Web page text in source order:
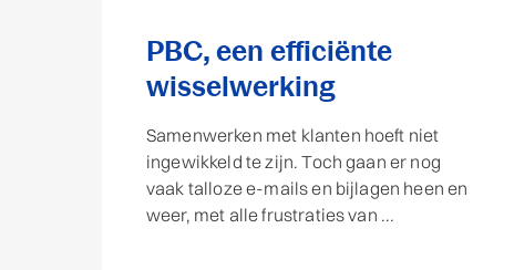
PBC, een efficiënte
wisselwerking
Samenwerken met klanten hoeft niet
ingewikkeld te zijn. Toch gaan er nog
vaak talloze e-mails en bijlagen heen en
weer, met alle frustraties van ...